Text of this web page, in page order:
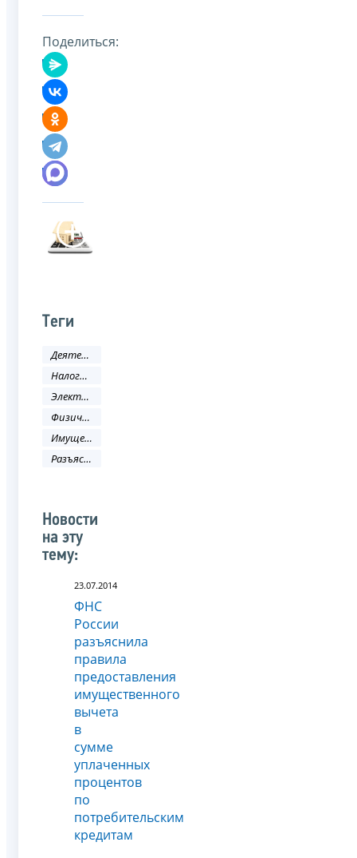
Поделиться:
Теги
Деятельность ФНС
Налоговое законодательство
Электронные услуги
Физическое лицо
Имущественные налоги
Разъяснения ФНС России
Новости
на эту
тему:
23.07.2014
ФНС
России
разъяснила
правила
предоставления
имущественного
вычета
в
сумме
уплаченных
процентов
по
потребительским
кредитам